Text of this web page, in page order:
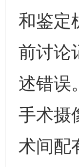
和鉴定
前讨论
述错误
手术摄
术间配